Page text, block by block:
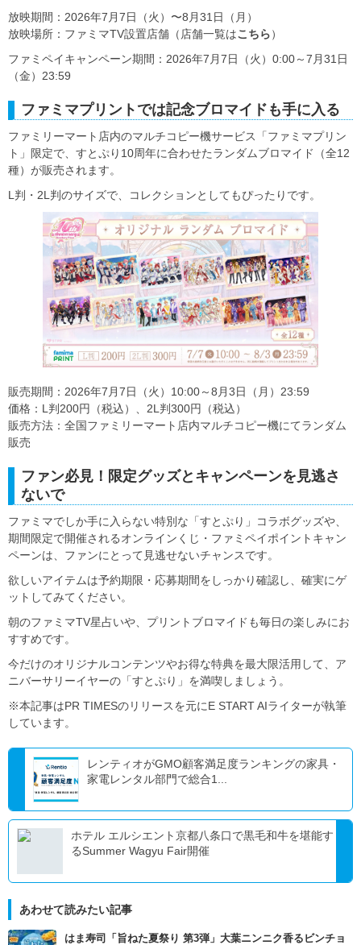
放映期間：2026年7月7日（火）〜8月31日（月）
放映場所：ファミマTV設置店舗（店舗一覧はこちら）
ファミペイキャンペーン期間：2026年7月7日（火）0:00～7月31日
（金）23:59
ファミマプリントでは記念ブロマイドも手に入る
ファミリーマート店内のマルチコピー機サービス「ファミマプリン
ト」限定で、すとぷり10周年に合わせたランダムブロマイド（全12
種）が販売されます。
L判・2L判のサイズで、コレクションとしてもぴったりです。
販売期間：2026年7月7日（火）10:00～8月3日（月）23:59
価格：L判200円（税込）、2L判300円（税込）
販売方法：全国ファミリーマート店内マルチコピー機にてランダム
販売
ファン必見！限定グッズとキャンペーンを見逃さ
ないで
ファミマでしか手に入らない特別な「すとぷり」コラボグッズや、
期間限定で開催されるオンラインくじ・ファミペイポイントキャン
ペーンは、ファンにとって見逃せないチャンスです。
欲しいアイテムは予約期限・応募期間をしっかり確認し、確実にゲ
ットしてみてください。
朝のファミマTV星占いや、プリントブロマイドも毎日の楽しみにお
すすめです。
今だけのオリジナルコンテンツやお得な特典を最大限活用して、ア
ニバーサリーイヤーの「すとぷり」を満喫しましょう。
※本記事はPR TIMESのリリースを元にE START AIライターが執筆
しています。
レンティオがGMO顧客満足度ランキングの家具・
家電レンタル部門で総合1...
ホテル エルシエント京都八条口で黒毛和牛を堪能す
るSummer Wagyu Fair開催
あわせて読みたい記事
はま寿司「旨ねた夏祭り 第3弾」大葉ニンニク香るビンチョ